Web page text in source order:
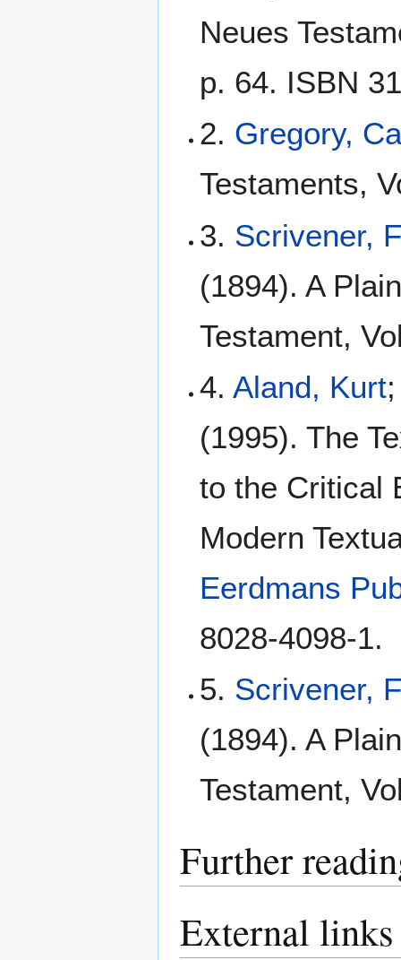
Neues
p. 64. ISBN
2. Gregory,
Testaments,
3. Scrivener,
(1894). A
Testament,
4.Aland, Kurt
(1995). The
to the Critical
Modern
Eerdmans
8028-4098-1.
5. Scrivener,
(1894). A
Testament,
Further
External links